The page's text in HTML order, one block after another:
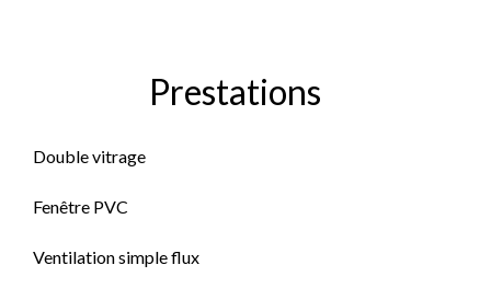
Prestations
Double vitrage
Fenêtre PVC
Ventilation simple flux